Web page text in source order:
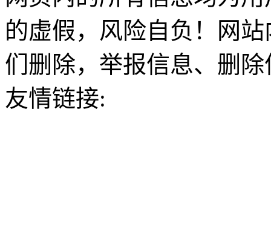
的虚假，风险自负！网
们删除，举报信息、删
友情链接: